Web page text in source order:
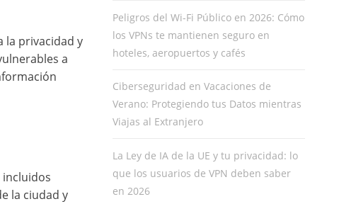
la privacidad y
a
incluidos
la ciudad y
Peligros del Wi-Fi Público en 2026: Cómo
los VPNs te mantienen seguro en
hoteles, aeropuertos y cafés
Ciberseguridad en Vacaciones de
Verano: Protegiendo tus Datos mientras
Viajas al Extranjero
La Ley de IA de la UE y tu privacidad: lo
que los usuarios de VPN deben saber
en 2026